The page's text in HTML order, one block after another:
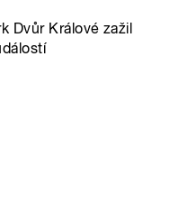
Dvůr Králové zažil